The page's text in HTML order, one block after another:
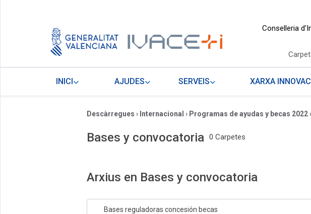
Conselleria
INICI AJUDES SERVEIS XARXA
Descàrregues › Internacional › Programas de ayudas y becas 2022›
Bases y convocatoria 0 Carpetes
Arxius en Bases y convocatoria
Bases reguladoras concesión becas